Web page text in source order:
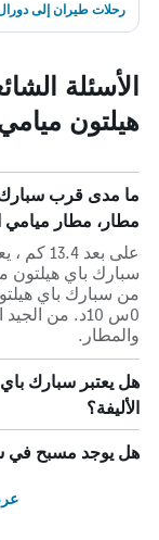
رحلات طيران إلى
الأسئلة
هيلتون
ما مدى قرب سبارك
مطار، مطار ميامي
على
سبارك باي هيلتون
من سبارك باي
0س 10د. من
والمطار.
هل يعتبر سبارك
الأليفة؟
هل يوجد مسبح في